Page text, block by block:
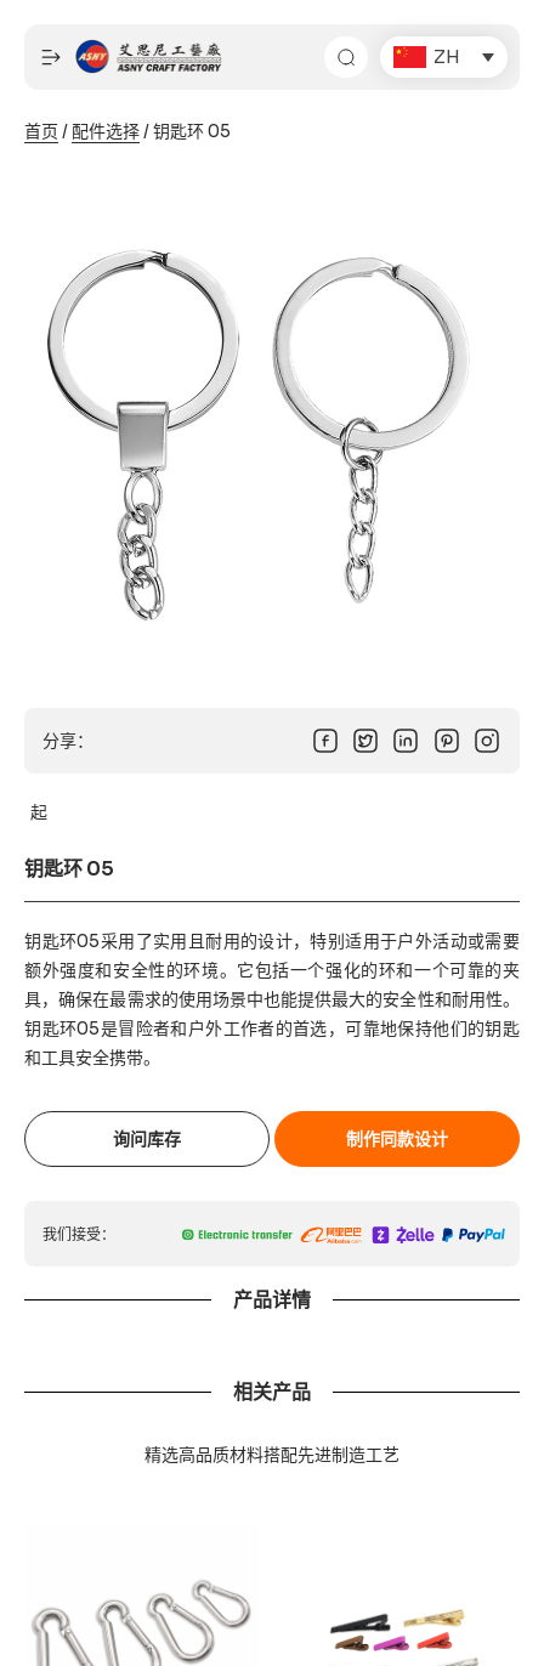
ZH
首页 /配件选择/ 钥匙环 05
分享：
起
钥匙环 05
钥匙环05采用了实用且耐用的设计，特别适用于户外活动或需要
额外强度和安全性的环境。它包括一个强化的环和一个可靠的夹
具，确保在最需求的使用场景中也能提供最大的安全性和耐用性。
钥匙环05是冒险者和户外工作者的首选，可靠地保持他们的钥匙
和工具安全携带。
询问库存 制作同款设计
我们接受：
产品详情
相关产品
精选高品质材料搭配先进制造工艺